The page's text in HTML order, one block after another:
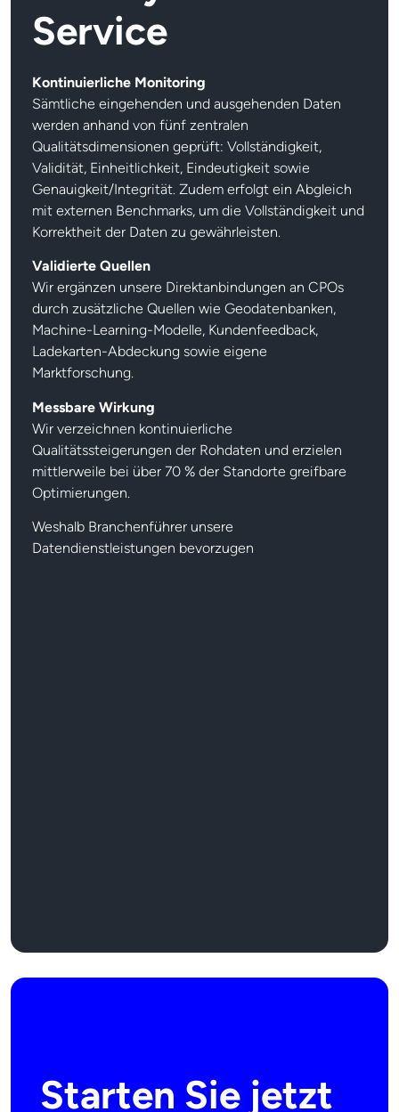
Service
Kontinuierliche Monitoring
Sämtliche eingehenden und ausgehenden Daten
werden anhand von fünf zentralen
Qualitätsdimensionen geprüft: Vollständigkeit,
Validität, Einheitlichkeit, Eindeutigkeit sowie
Genauigkeit/Integrität. Zudem erfolgt ein Abgleich
mit externen Benchmarks, um die Vollständigkeit und
Korrektheit der Daten zu gewährleisten.
Validierte Quellen
Wir ergänzen unsere Direktanbindungen an CPOs
durch zusätzliche Quellen wie Geodatenbanken,
Machine-Learning-Modelle, Kundenfeedback,
Ladekarten-Abdeckung sowie eigene
Marktforschung.
Messbare Wirkung
Wir verzeichnen kontinuierliche
Qualitätssteigerungen der Rohdaten und erzielen
mittlerweile bei über 70 % der Standorte greifbare
Optimierungen.
Weshalb Branchenführer unsere
Datendienstleistungen bevorzugen
Starten Sie jetzt